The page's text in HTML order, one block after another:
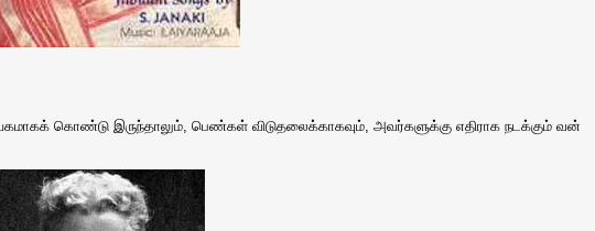
கொண்டு இருந்தாலும், பெண்கள் விடுதலைக்காகவும், அவர்களுக்கு எதிராக நடக்கும் வன்